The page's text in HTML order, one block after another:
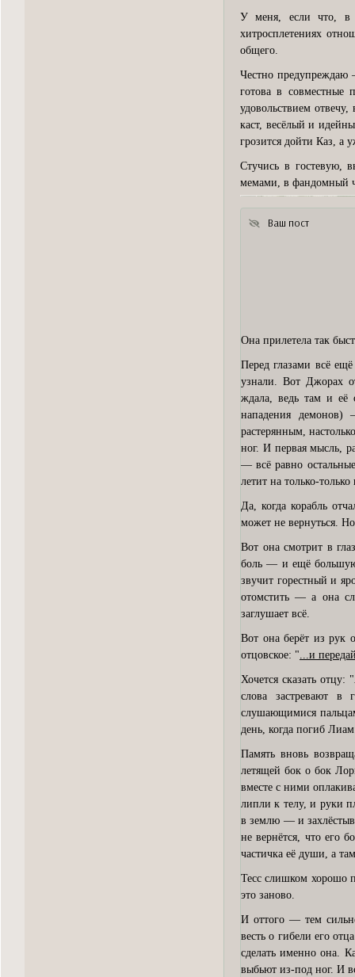
У меня, если что, в
хитросплетениях
общего.
Честно предупреждаю
готова в
удовольствием
каст, весёлый и
грозится дойти Каз, а
Стучись в гостевую,
мемами, в фандомный
Ваш пост
Она прилетела так
Перед глазами всё
узнали. Вот Джорах
ждала, ведь там и
нападения
растерянным,
ног. И первая мысль,
— всё равно
летит на только-
Да, когда корабль
может не вернуться.
Вот она смотрит в
боль — и ещё большую
звучит горестный и
отомстить — а она
заглушает всё.
Вот она берёт из
отцовское: "...и
Хочется сказать отцу: "
слова застревают
слушающимися
день, когда погиб
Память вновь
летящей бок о бок
вместе с ними
липли к телу, и руки
в землю — и
не вернётся, что его
частичка её души, а
Тесс слишком хорошо
это заново.
И оттого — тем
весть о гибели его
сделать именно она.
выбьют из-под ног. И